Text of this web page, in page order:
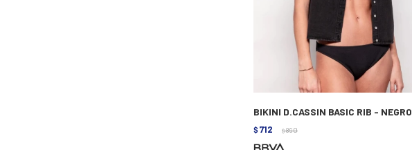
BIKINI D.CASSIN BASIC RIB - NEGRO
$ 712 $ 890